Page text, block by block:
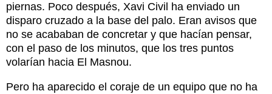
piernas. Poco después, Xavi Civil ha enviado un
disparo cruzado a la base del palo. Eran avisos que
no se acababan de concretar y que hacían pensar,
con el paso de los minutos, que los tres puntos
volarían hacia El Masnou.
Pero ha aparecido el coraje de un equipo que no ha